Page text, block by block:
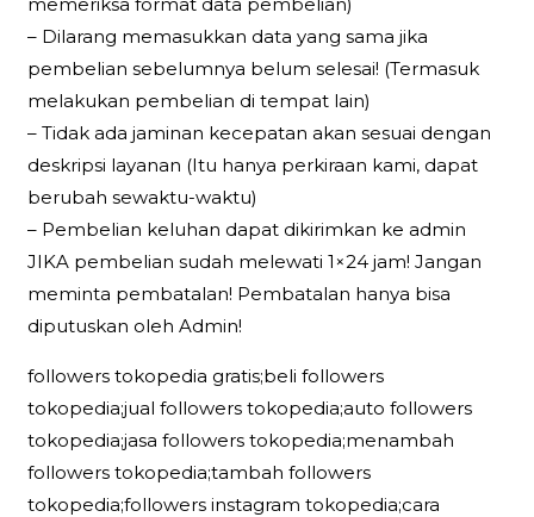
– Dilarang memasukkan data yang sama jika
pembelian sebelumnya belum selesai! (Termasuk
melakukan pembelian di tempat lain)
– Tidak ada jaminan kecepatan akan sesuai dengan
deskripsi layanan (Itu hanya perkiraan kami, dapat
berubah sewaktu-waktu)
– Pembelian keluhan dapat dikirimkan ke admin
JIKA pembelian sudah melewati 1×24 jam! Jangan
meminta pembatalan! Pembatalan hanya bisa
diputuskan oleh Admin!
followers tokopedia gratis;beli followers
tokopedia;jual followers tokopedia;auto followers
tokopedia;jasa followers tokopedia;menambah
followers tokopedia;tambah followers
tokopedia;followers instagram tokopedia;cara